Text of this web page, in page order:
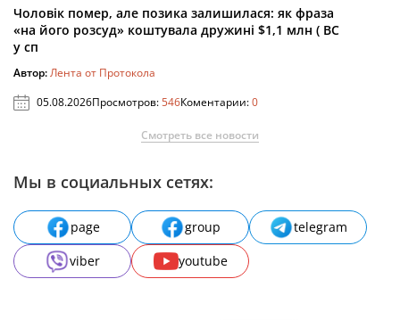
Чоловік помер, але позика залишилася: як фраза
«на його розсуд» коштувала дружині $1,1 млн ( ВС
у сп
Автор:Лента от Протокола
05.08.2026Просмотров:546Коментарии:0
Смотреть все новости
Мы в социальных сетях:
page group
telegram
viber
youtube